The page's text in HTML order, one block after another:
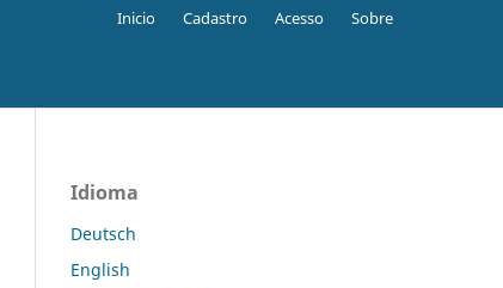
Inicio Cadastro Acesso Sobre
Idioma
Deutsch
English